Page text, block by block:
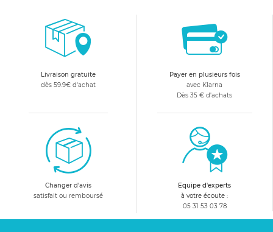
Livraison gratuite
dès 59.9€ d'achat
Payer en plusieurs fois
avec Klarna
Dès 35 € d'achats
Changer d'avis
satisfait ou remboursé
Equipe d'experts
à votre écoute :
05 31 53 03 78